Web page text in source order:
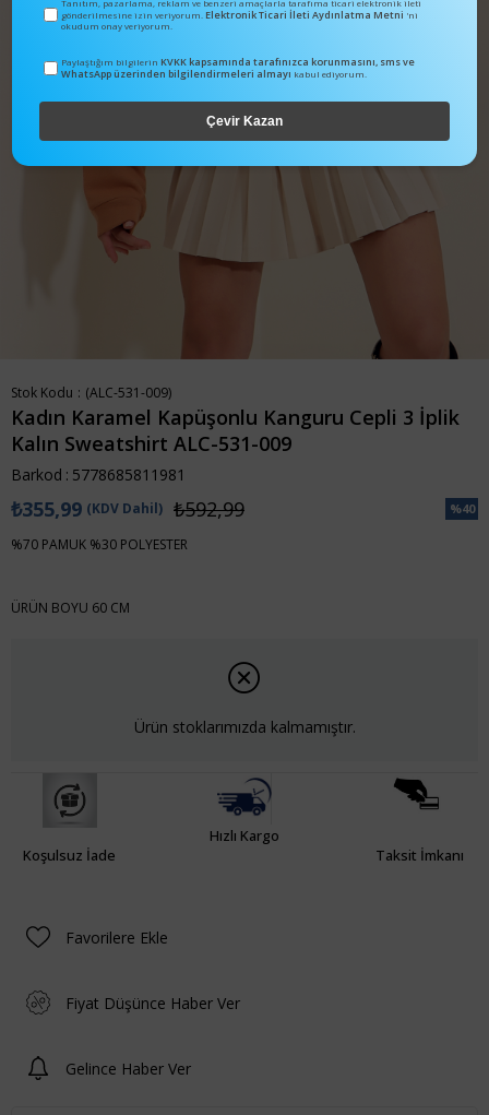
Stok Kodu (ALC-531-009)
Kadın Karamel Kapüşonlu Kanguru Cepli 3 İplik
Kalın Sweatshirt ALC-531-009
Barkod : 5778685811981
%40
₺592,99
₺355,99 (KDV Dahil)
%70 PAMUK %30 POLYESTER
ÜRÜN BOYU 60 CM
Ürün stoklarımızda kalmamıştır.
Koşulsuz İade
Hızlı Kargo
Taksit İmkanı
Favorilere Ekle
Fiyat Düşünce Haber Ver
Gelince Haber Ver
Tanıtım, pazarlama, reklam ve benzeri amaçlarla tarafıma ticari elektronik ileti
gönderilmesine izin veriyorum.Elektronik Ticari İleti Aydınlatma Metni 'ni
okudum onay veriyorum.
Paylaştığım bilgilerin KVKK kapsamında tarafınızca korunmasını, sms ve
WhatsApp üzerinden bilgilendirmeleri almayı kabul ediyorum.
Çevir Kazan